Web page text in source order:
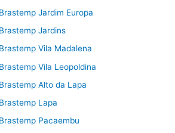
Jardim Europa
Jardins
Vila Madalena
Vila Leopoldina
Alto da Lapa
Lapa
Pacaembu